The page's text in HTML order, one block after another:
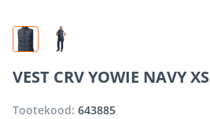
VEST CRV YOWIE NAVY XS
Tootekood: 643885